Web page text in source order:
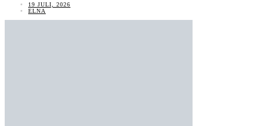
19 JULI, 2026
ELNA